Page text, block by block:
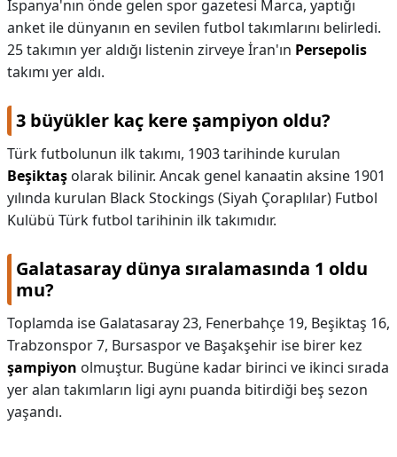
İspanya'nın önde gelen spor gazetesi Marca, yaptığı
anket ile dünyanın en sevilen futbol takımlarını belirledi.
25 takımın yer aldığı listenin zirveye İran'ın Persepolis
takımı yer aldı.
3 büyükler kaç kere şampiyon oldu?
Türk futbolunun ilk takımı, 1903 tarihinde kurulan
Beşiktaş olarak bilinir. Ancak genel kanaatin aksine 1901
yılında kurulan Black Stockings (Siyah Çoraplılar) Futbol
Kulübü Türk futbol tarihinin ilk takımıdır.
Galatasaray dünya sıralamasında 1 oldu
mu?
Toplamda ise Galatasaray 23, Fenerbahçe 19, Beşiktaş 16,
Trabzonspor 7, Bursaspor ve Başakşehir ise birer kez
şampiyon olmuştur. Bugüne kadar birinci ve ikinci sırada
yer alan takımların ligi aynı puanda bitirdiği beş sezon
yaşandı.